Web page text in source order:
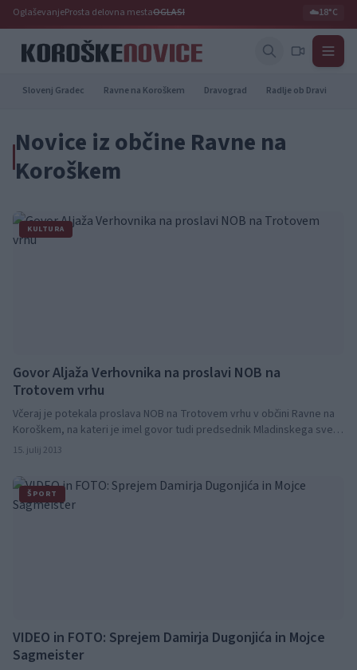
OglaševanjeProsta delovna mestaOGLASI ☁️18°C
Slovenj Gradec Ravne na Koroškem Dravograd Radlje ob Dravi
Novice iz občine Ravne na
Koroškem
KULTURA
Govor Aljaža Verhovnika na proslavi NOB na
Trotovem vrhu
Včeraj je potekala proslava NOB na Trotovem vrhu v občini Ravne na
Koroškem, na kateri je imel govor tudi predsednik Mladinskega sveta
Ravne na Koroškem, Aljaž Verhovnik.
15. julij 2013
ŠPORT
VIDEO in FOTO: Sprejem Damirja Dugonjića in Mojce
Sagmeister